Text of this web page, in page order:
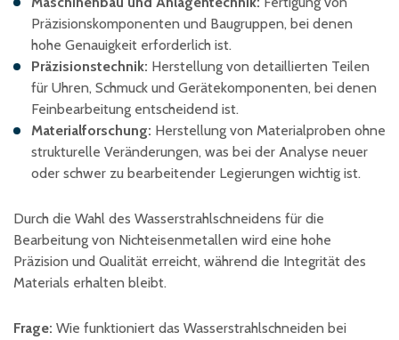
Präzisionskomponenten und Baugruppen, bei denen
hohe Genauigkeit erforderlich ist.
Präzisionstechnik: Herstellung von detaillierten Teilen
für Uhren, Schmuck und Gerätekomponenten, bei denen
Feinbearbeitung entscheidend ist.
Materialforschung: Herstellung von Materialproben ohne
strukturelle Veränderungen, was bei der Analyse neuer
oder schwer zu bearbeitender Legierungen wichtig ist.
Durch die Wahl des Wasserstrahlschneidens für die
Bearbeitung von Nichteisenmetallen wird eine hohe
Präzision und Qualität erreicht, während die Integrität des
Materials erhalten bleibt.
Frage: Wie funktioniert das Wasserstrahlschneiden bei